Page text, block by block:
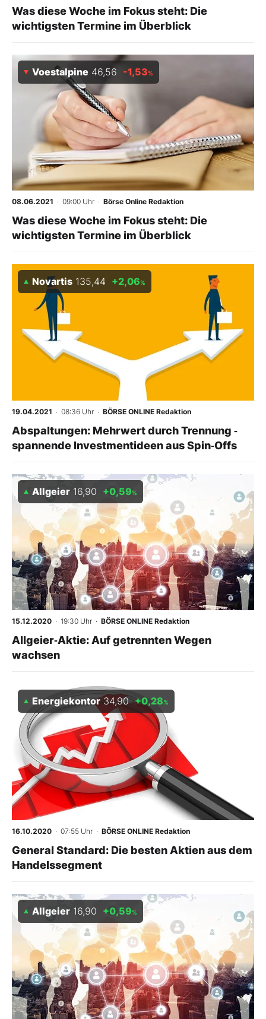
Was diese Woche im Fokus steht: Die
wichtigsten Termine im Überblick
Voestalpine 46,56 -1,53%
08.06.2021 · 09:00 Uhr · Börse Online Redaktion
Was diese Woche im Fokus steht: Die
wichtigsten Termine im Überblick
Novartis 135,44 +2,06%
19.04.2021 · 08:36 Uhr · BÖRSE ONLINE Redaktion
Abspaltungen: Mehrwert durch Trennung ‑
spannende Investmentideen aus Spin‑Offs
Allgeier 16,90 +0,59%
15.12.2020 · 19:30 Uhr · BÖRSE ONLINE Redaktion
Allgeier‑Aktie: Auf getrennten Wegen
wachsen
Energiekontor 34,90 +0,28%
16.10.2020 · 07:55 Uhr · BÖRSE ONLINE Redaktion
General Standard: Die besten Aktien aus dem
Handelssegment
Allgeier 16,90 +0,59%